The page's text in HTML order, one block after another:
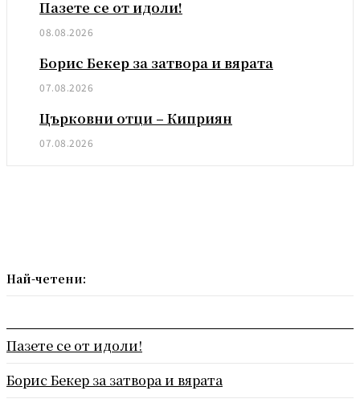
Пазете се от идоли!
08.08.2026
Борис Бекер за затвора и вярата
07.08.2026
Църковни отци – Киприян
07.08.2026
Най-четени:
Пазете се от идоли!
Борис Бекер за затвора и вярата